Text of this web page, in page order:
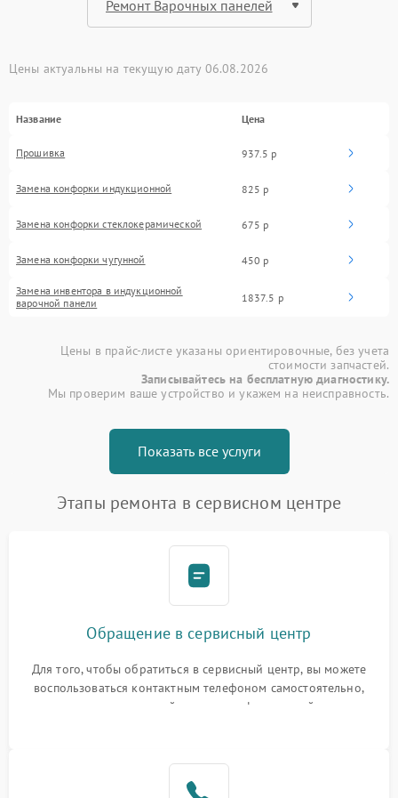
Цены актуальны на текущую дату 06.08.2026
Название Цена
Прошивка 937.5 р
Замена конфорки индукционной 825 р
Замена конфорки стеклокерамической 675 р
Замена конфорки чугунной 450 р
Замена инвентора в индукционной
варочной панели
1837.5 р
Цены в прайс-листе указаны ориентировочные, без учета
стоимости запчастей.
Записывайтесь на бесплатную диагностику.
Мы проверим ваше устройство и укажем на неисправность.
Показать все услуги
Этапы ремонта в сервисном центре
Обращение в сервисный центр
Для того, чтобы обратиться в сервисный центр, вы можете
воспользоваться контактным телефоном самостоятельно,
или оставить свой номер телефона на сайте